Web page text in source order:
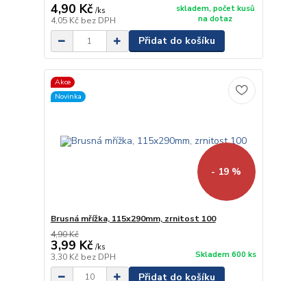
4,90 Kč /ks
4,05 Kč bez DPH
skladem, počet kusů
na dotaz
Přidat do košíku
Akce
Novinka
- 19 %
Brusná mřížka, 115x290mm, zrnitost 100
4,90 Kč
3,99 Kč /ks
3,30 Kč bez DPH Skladem 600 ks
Přidat do košíku